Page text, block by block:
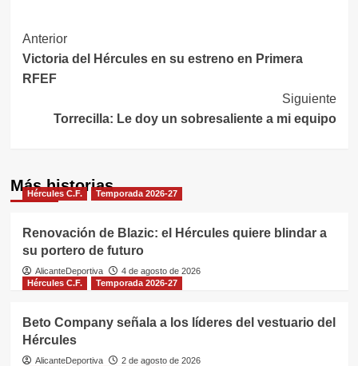
Navegación
de
Anterior
Victoria del Hércules en su estreno en Primera
RFEF
Siguiente
Torrecilla: Le doy un sobresaliente a mi equipo
Más historias
Hércules C.F. Temporada 2026-27
Renovación de Blazic: el Hércules quiere blindar a
su portero de futuro
AlicanteDeportiva
4 de agosto de 2026
Hércules C.F.
Temporada 2026-27
Beto Company señala a los líderes del vestuario del
Hércules
AlicanteDeportiva
2 de agosto de 2026